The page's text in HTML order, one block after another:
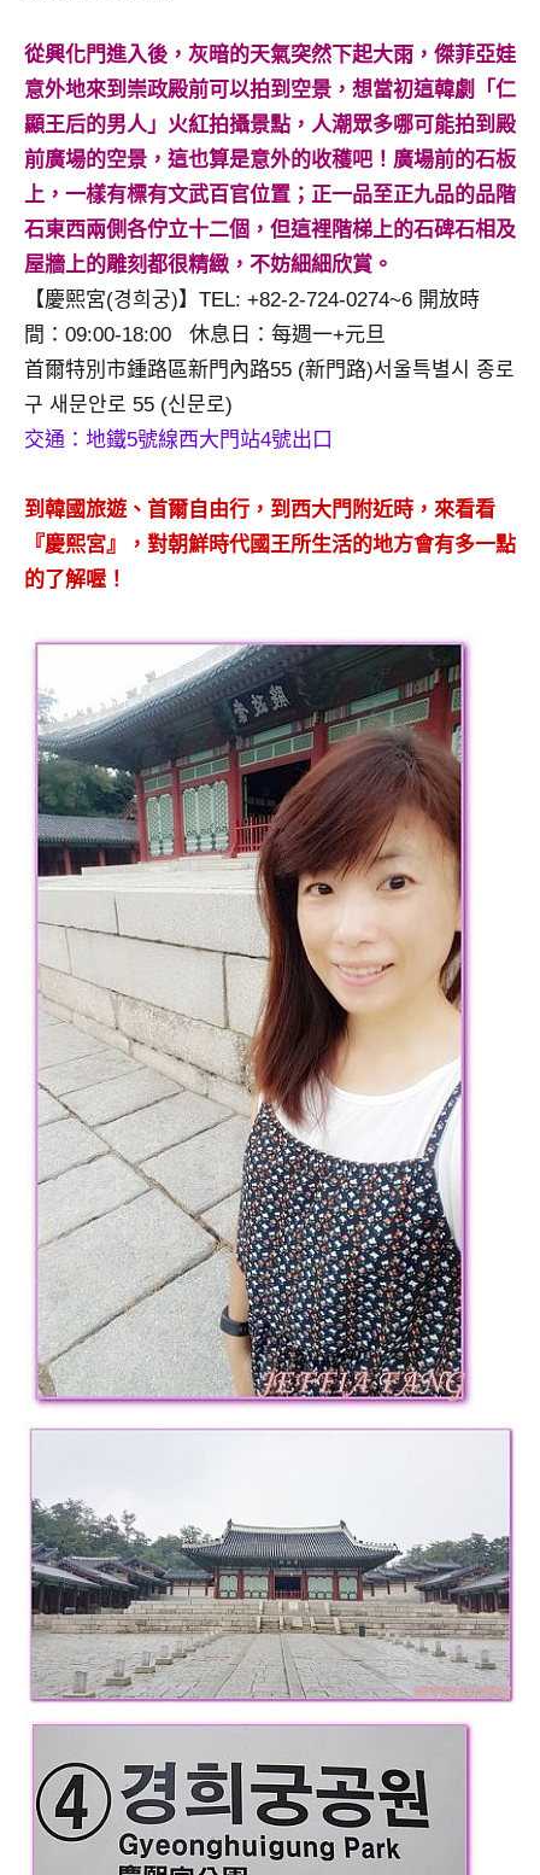
部
落
客
及
旅
遊
雜
誌
專
欄、
觀
光
局
作
人
對
象。
從興化門進入後，灰暗的天氣突然下起大雨，傑菲亞娃
意外地來到崇政殿前可以拍到空景，想當初這韓劇「仁
顯王后的男人」火紅拍攝景點，人潮眾多哪可能拍到殿
前廣場的空景，這也算是意外的收穫吧！廣場前的石板
上，一樣有標有文武百官位置；正一品至正九品的品階
石東西兩側各佇立十二個，但這裡階梯上的石碑石相及
屋牆上的雕刻都很精緻，不妨細細欣賞。
【慶熙宮(경희궁)】TEL: +82-2-724-0274~6 開放時
間：09:00-18:00 休息日：每週一+元旦
首爾特別市鍾路區新門內路55 (新門路)서울특별시 종로
구 새문안로 55 (신문로)
交通：地鐵5號線西大門站4號出口
到韓國旅遊、首爾自由行，到西大門附近時，來看看
『慶熙宮』，對朝鮮時代國王所生活的地方會有多一點
的了解喔！